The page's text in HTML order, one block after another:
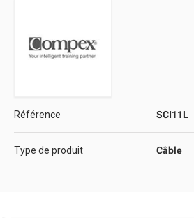
Référence SCI11L
Type de produit Câble